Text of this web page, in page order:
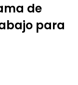
de
para